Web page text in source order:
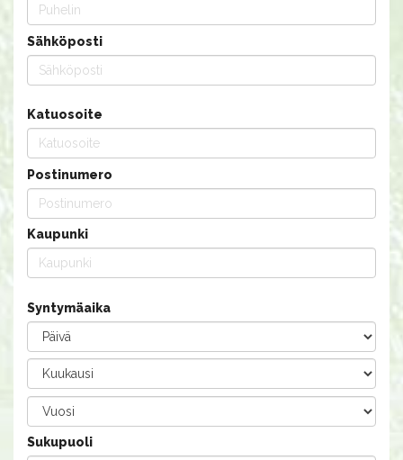
Sähköposti
Katuosoite
Postinumero
Kaupunki
Syntymäaika
Sukupuoli